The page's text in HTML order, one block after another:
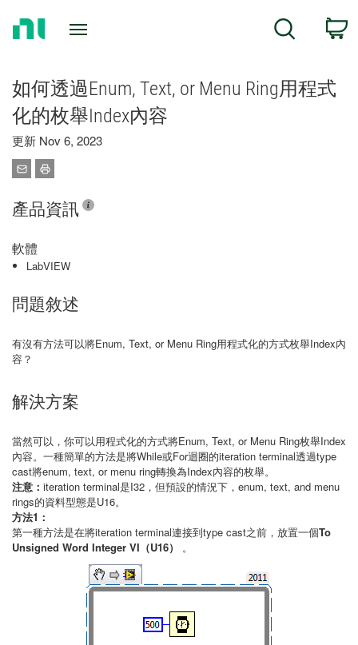
Search
如何透過Enum, Text, or Menu Ring用程式
化的枚舉Index內容
更新 Nov 6, 2023
產品資訊
軟體
LabVIEW
問題敘述
有沒有方法可以將Enum, Text, or Menu Ring用程式化的方式枚舉Index內
容？
解決方案
當然可以，你可以用程式化的方式將Enum, Text, or Menu Ring枚舉Index
內容。一種簡單的方法是將While或For迴圈的iteration terminal透過type
cast將enum, text, or menu ring轉換為Index內容的枚舉。
注意： iteration terminal是I32，但預設的情況下，enum, text, and menu
rings的資料型態是U16。
方法1：
第一種方法是在將iteration terminal連接到type cast之前，放置一個To
Unsigned Word Integer VI（U16）
。